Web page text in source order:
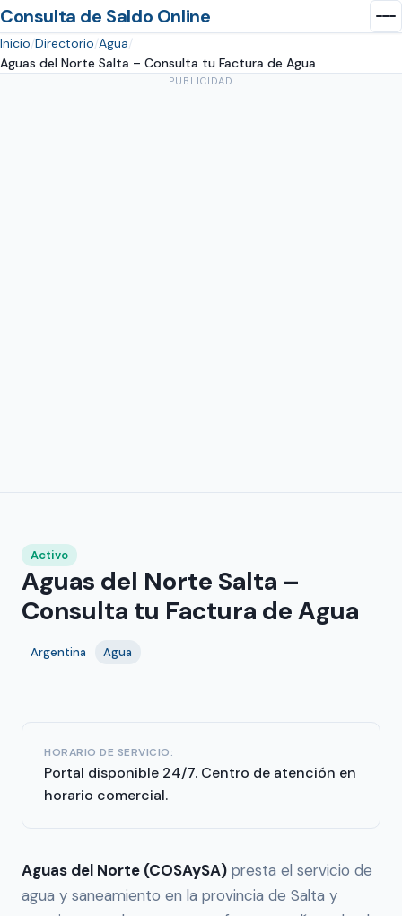
Consulta de Saldo Online
Inicio Directorio Agua
Aguas del Norte Salta – Consulta tu Factura de Agua
PUBLICIDAD
Activo
Aguas del Norte Salta –
Consulta tu Factura de Agua
Argentina Agua
HORARIO DE SERVICIO:
Portal disponible 24/7. Centro de atención en
horario comercial.
Aguas del Norte (COSAySA) presta el servicio de
agua y saneamiento en la provincia de Salta y